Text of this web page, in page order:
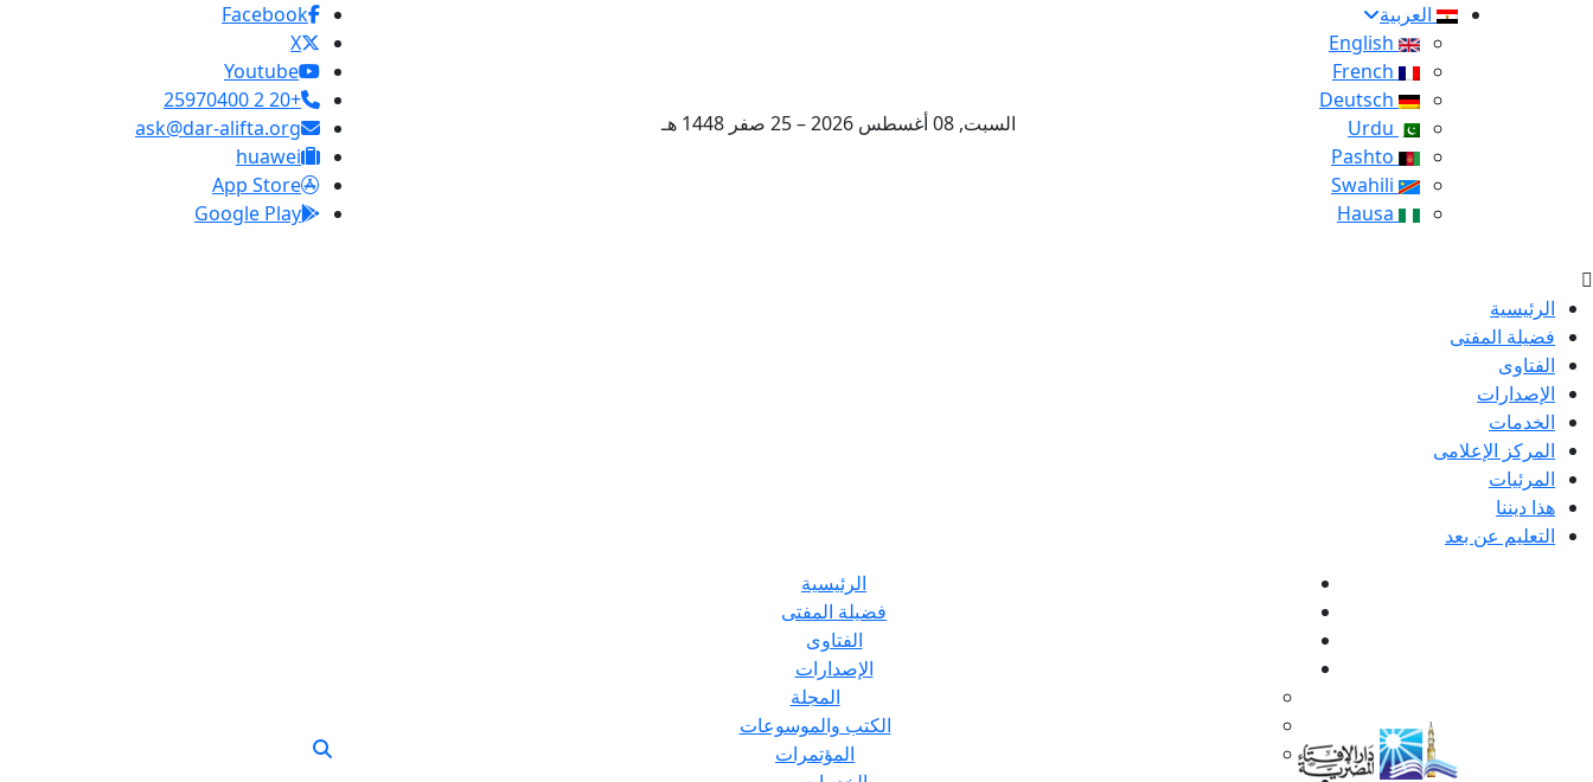
العربية
السبت, 08 أغسطس 2026 – 25 صفر 1448 هـ
Facebook
X
Youtube
+20 2 25970400
ask@dar-alifta.org
huawei
App Store
Google Play
الرئيسية
فضيلة المفتى
الفتاوى
الإصدارات
الخدمات
المركز الإعلامى
المرئيات
هذا ديننا
التعليم عن بعد
الرئيسية
فضيلة المفتى
الفتاوى
الإصدارات
المجلة
الكتب والموسوعات
المؤتمرات